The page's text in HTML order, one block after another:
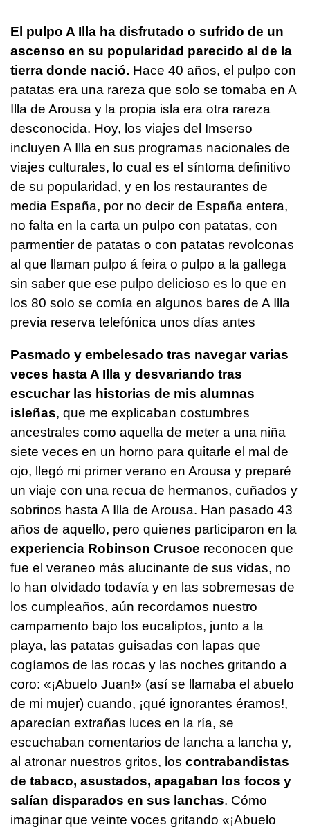
El pulpo A Illa ha disfrutado o sufrido de un
ascenso en su popularidad parecido al de la
tierra donde nació. Hace 40 años, el pulpo con
patatas era una rareza que solo se tomaba en A
Illa de Arousa y la propia isla era otra rareza
desconocida. Hoy, los viajes del Imserso
incluyen A Illa en sus programas nacionales de
viajes culturales, lo cual es el síntoma definitivo
de su popularidad, y en los restaurantes de
media España, por no decir de España entera,
no falta en la carta un pulpo con patatas, con
parmentier de patatas o con patatas revolconas
al que llaman pulpo á feira o pulpo a la gallega
sin saber que ese pulpo delicioso es lo que en
los 80 solo se comía en algunos bares de A Illa
previa reserva telefónica unos días antes
Pasmado y embelesado tras navegar varias
veces hasta A Illa y desvariando tras
escuchar las historias de mis alumnas
isleñas, que me explicaban costumbres
ancestrales como aquella de meter a una niña
siete veces en un horno para quitarle el mal de
ojo, llegó mi primer verano en Arousa y preparé
un viaje con una recua de hermanos, cuñados y
sobrinos hasta A Illa de Arousa. Han pasado 43
años de aquello, pero quienes participaron en la
experiencia Robinson Crusoe reconocen que
fue el veraneo más alucinante de sus vidas, no
lo han olvidado todavía y en las sobremesas de
los cumpleaños, aún recordamos nuestro
campamento bajo los eucaliptos, junto a la
playa, las patatas guisadas con lapas que
cogíamos de las rocas y las noches gritando a
coro: «¡Abuelo Juan!» (así se llamaba el abuelo
de mi mujer) cuando, ¡qué ignorantes éramos!,
aparecían extrañas luces en la ría, se
escuchaban comentarios de lancha a lancha y,
al atronar nuestros gritos, los contrabandistas
de tabaco, asustados, apagaban los focos y
salían disparados en sus lanchas. Cómo
imaginar que veinte voces gritando «¡Abuelo